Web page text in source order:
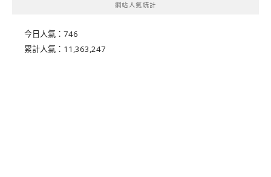
網站人氣統計
今日人氣： 746
累計人氣： 11,363,247